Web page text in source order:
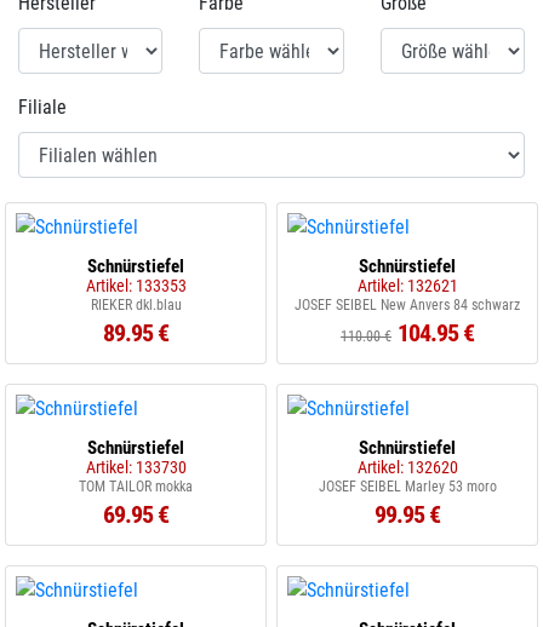
Filiale
Schnürstiefel
Artikel: 133353
RIEKER dkl.blau
89.95 €
Schnürstiefel
Artikel: 132621
JOSEF SEIBEL New Anvers 84 schwarz
110.00 € 104.95 €
Schnürstiefel
Artikel: 133730
TOM TAILOR mokka
69.95 €
Schnürstiefel
Artikel: 132620
JOSEF SEIBEL Marley 53 moro
99.95 €